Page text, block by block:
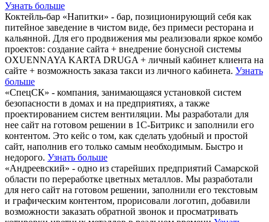
Узнать больше
Коктейль-бар «Напитки» - бар, позиционирующий себя как
питейное заведение в чистом виде, без примеси ресторана и
кальянной. Для его продвижения мы реализовали яркое комбо
проектов: создание сайта + внедрение бонусной системы
OXUENNAYA KARTA DRUGA + личный кабинет клиента на
сайте + возможность заказа такси из личного кабинета. Узнать
больше
«СпецСК» - компания, занимающаяся установкой систем
безопасности в домах и на предприятиях, а также
проектированием систем вентиляции. Мы разработали для
нее сайт на готовом решении в 1С-Битрикс и заполнили его
контентом. Это кейс о том, как сделать удобный и простой
сайт, наполнив его только самым необходимым. Быстро и
недорого. Узнать больше
«Андреевский» - одно из старейших предприятий Самарской
области по переработке цветных металлов. Мы разработали
для него сайт на готовом решении, заполнили его текстовым
и графическим контентом, прорисовали логотип, добавили
возможности заказать обратной звонок и просматривать